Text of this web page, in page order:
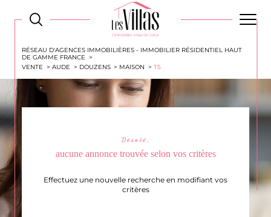
RÉSEAU D'AGENCES IMMOBILIÈRES - IMMOBILIER RÉSIDENTIEL HAUT
DE GAMME FRANCE
VENTE
AUDE DOUZENS MAISON T5
Désolé,
aucune annonce trouvée selon vos critères
Effectuez une nouvelle recherche en modifiant vos
critères